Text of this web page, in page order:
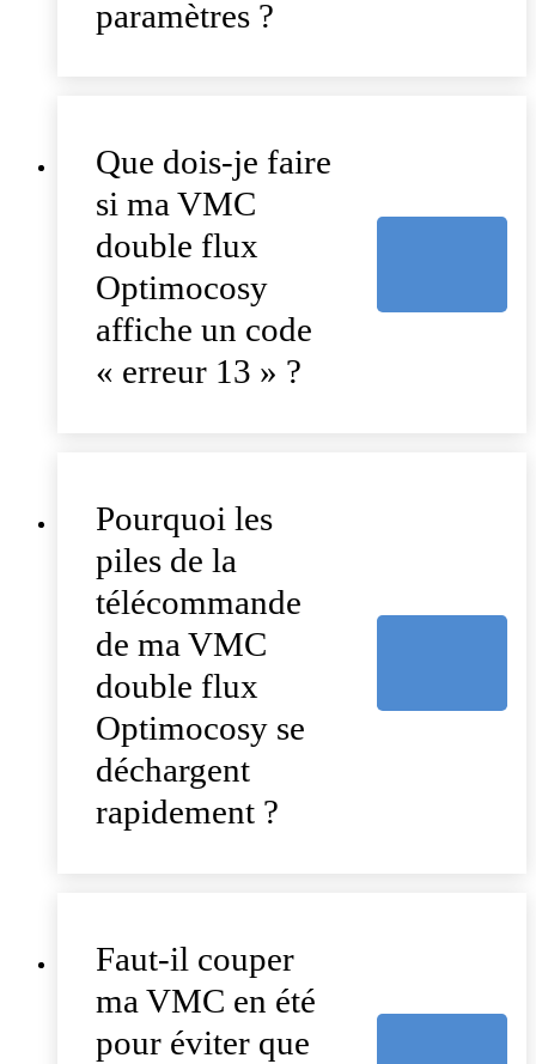
paramètres ?
Que dois-je faire
si ma VMC
double flux
Optimocosy
affiche un code
« erreur 13 » ?
Pourquoi les
piles de la
télécommande
de ma VMC
double flux
Optimocosy se
déchargent
rapidement ?
Faut-il couper
ma VMC en été
pour éviter que